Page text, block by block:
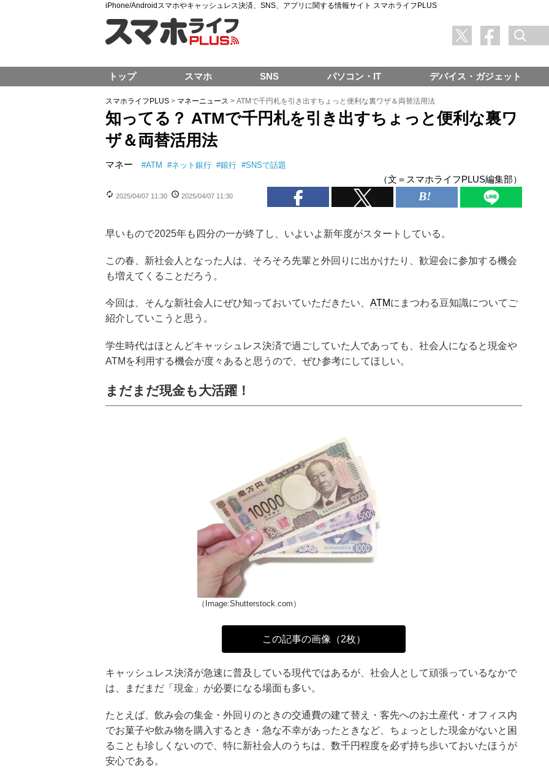
iPhone/Androidスマホやキャッシュレス決済、SNS、アプリに関する情報サイト スマホライフPLUS
スマホライフPLUS > マネーニュース > ATMで千円札を引き出すちょっと便利な裏ワザ＆両替活用法
知ってる？ ATMで千円札を引き出すちょっと便利な裏ワ
ザ＆両替活用法
マネー #ATM #ネット銀行 #銀行 #SNSで話題
（文＝スマホライフPLUS編集部）
2025/04/07 11:30 2025/04/07 11:30
早いもので2025年も四分の一が終了し、いよいよ新年度がスタートしている。
この春、新社会人となった人は、そろそろ先輩と外回りに出かけたり、歓迎会に参加する機会
も増えてくることだろう。
今回は、そんな新社会人にぜひ知っておいていただきたい、 ATMにまつわる豆知識についてご
紹介していこうと思う。
学生時代はほとんどキャッシュレス決済で過ごしていた人であっても、社会人になると現金や
ATMを利用する機会が度々あると思うので、ぜひ参考にしてほしい。
まだまだ現金も大活躍！
（Image:Shutterstock.com）
この記事の画像（2枚）
キャッシュレス決済が急速に普及している現代ではあるが、社会人として頑張っているなかで
は、まだまだ「現金」が必要になる場面も多い。
たとえば、飲み会の集金・外回りのときの交通費の建て替え・客先へのお土産代・オフィス内
でお菓子や飲み物を購入するとき・急な不幸があったときなど、ちょっとした現金がないと困
ることも珍しくないので、特に新社会人のうちは、数千円程度を必ず持ち歩いておいたほうが
安心である。
トップ スマホ SNS パソコン・IT デバイス・ガジェット